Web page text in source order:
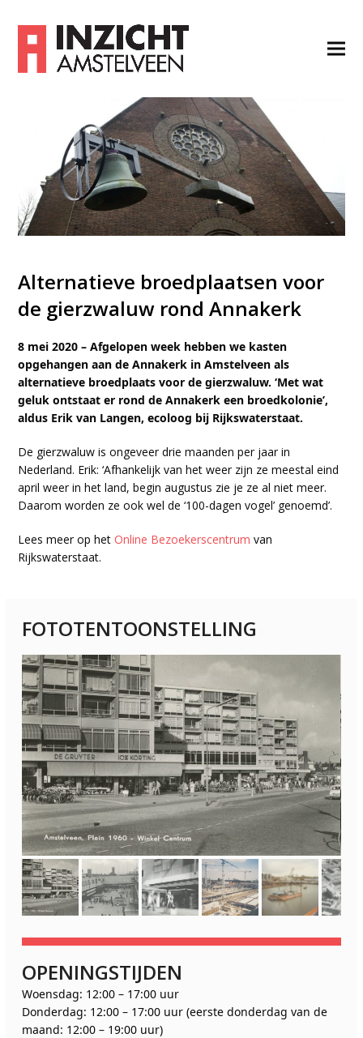
Alternatieve broedplaatsen voor
de gierzwaluw rond Annakerk
8 mei 2020 – Afgelopen week hebben we kasten
opgehangen aan de Annakerk in Amstelveen als
alternatieve broedplaats voor de gierzwaluw. ‘Met wat
geluk ontstaat er rond de Annakerk een broedkolonie’,
aldus Erik van Langen, ecoloog bij Rijkswaterstaat.
De gierzwaluw is ongeveer drie maanden per jaar in
Nederland. Erik: ‘Afhankelijk van het weer zijn ze meestal eind
april weer in het land, begin augustus zie je ze al niet meer.
Daarom worden ze ook wel de ‘100-dagen vogel’ genoemd’.
Lees meer op hetOnline Bezoekerscentrum van
Rijkswaterstaat.
FOTOTENTOONSTELLING
OPENINGSTIJDEN
Woensdag: 12:00 – 17:00 uur
Donderdag: 12:00 – 17:00 uur (eerste donderdag van de
maand: 12:00 – 19:00 uur)